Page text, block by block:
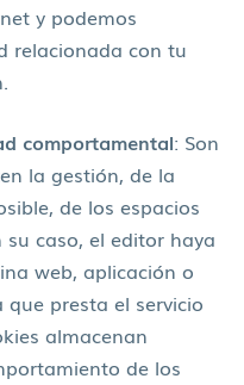
y podemos
relacionada con tu
comportamental: Son
la gestión, de la
de los espacios
caso, el editor haya
web, aplicación o
presta el servicio
almacenan
de los